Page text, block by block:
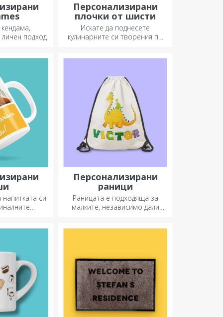
подход
Персонализирани
плочки от шисти
Искате да поднесете
кулинарните си творения по
си
Персонализирани
раници
Раницата е подходяща за
малките, независимо дали